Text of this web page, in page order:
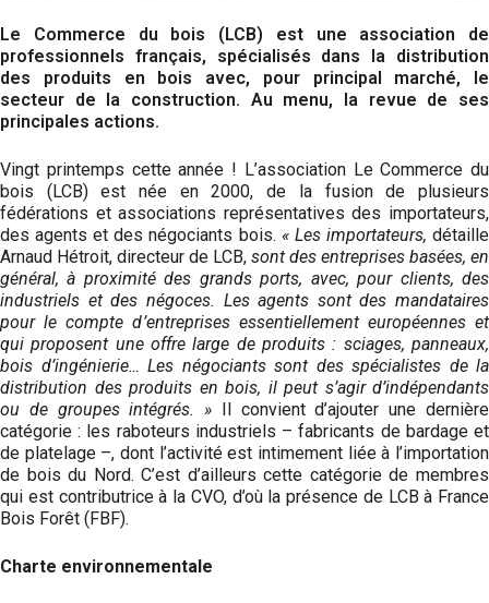
Le Commerce du bois (LCB) est une association de
professionnels français, spécialisés dans la distribution
des produits en bois avec, pour principal marché, le
secteur de la construction. Au menu, la revue de ses
principales actions.
Vingt printemps cette année ! L’association Le Commerce du
bois (LCB) est née en 2000, de la fusion de plusieurs
fédérations et associations représentatives des importateurs,
des agents et des négociants bois. « Les importateurs,détaille
Arnaud Hétroit, directeur de LCB, sont des entreprises basées, en
général, à proximité des grands ports, avec, pour clients, des
industriels et des négoces. Les agents sont des mandataires
pour le compte d’entreprises essentiellement européennes et
qui proposent une offre large de produits : sciages, panneaux,
bois d’ingénierie… Les négociants sont des spécialistes de la
distribution des produits en bois, il peut s’agir d’indépendants
ou de groupes intégrés. » Il convient d’ajouter une dernière
catégorie : les raboteurs industriels – fabricants de bardage et
de platelage –, dont l’activité est intimement liée à l’importation
de bois du Nord. C’est d’ailleurs cette catégorie de membres
qui est contributrice à la CVO, d’où la présence de LCB à France
Bois Forêt (FBF).
Charte environnementale